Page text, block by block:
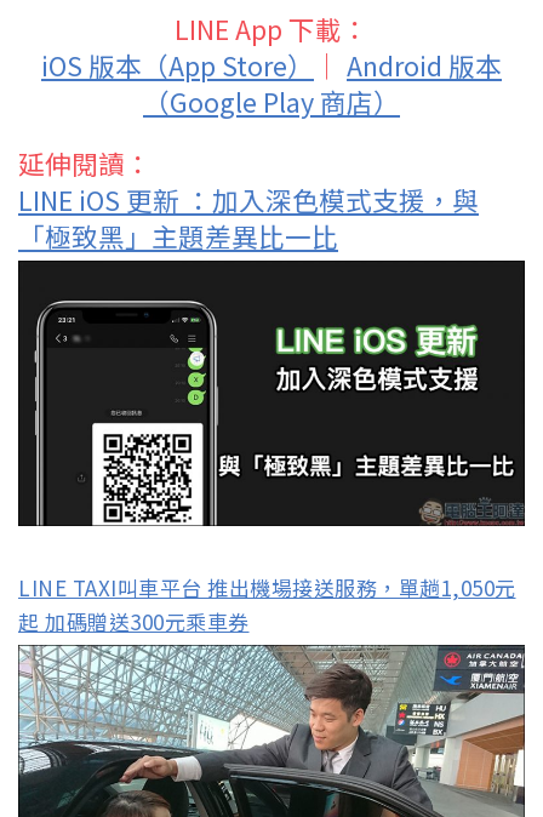
LINE App 下載：
iOS 版本（App Store）
｜ Android 版本
（Google Play 商店）
延伸閱讀：
LINE iOS 更新 ：加入深色模式支援，與
「極致黑」主題差異比一比
LINE TAXI叫車平台 推出機場接送服務，單趟1,050元
起 加碼贈送300元乘車券